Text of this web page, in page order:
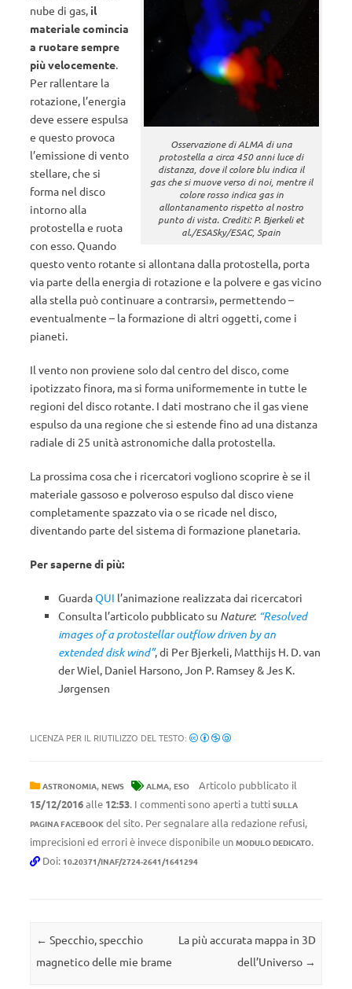
Osservazione di ALMA di una
protostella a circa 450 anni luce di
distanza, dove il colore blu indica il
gas che si muove verso di noi, mentre il
colore rosso indica gas in
allontanamento rispetto al nostro
punto di vista. Crediti: P. Bjerkeli et
al./ESASky/ESAC, Spain
nube di gas, il
materiale comincia
a ruotare sempre
più velocemente.
Per rallentare la
rotazione, l’energia
deve essere espulsa
e questo provoca
l’emissione di vento
stellare, che si
forma nel disco
intorno alla
protostella e ruota
con esso. Quando
questo vento rotante si allontana dalla protostella, porta
via parte della energia di rotazione e la polvere e gas vicino
alla stella può continuare a contrarsi», permettendo –
eventualmente – la formazione di altri oggetti, come i
pianeti.
Il vento non proviene solo dal centro del disco, come
ipotizzato finora, ma si forma uniformemente in tutte le
regioni del disco rotante. I dati mostrano che il gas viene
espulso da una regione che si estende fino ad una distanza
radiale di 25 unità astronomiche dalla protostella.
La prossima cosa che i ricercatori vogliono scoprire è se il
materiale gassoso e polveroso espulso dal disco viene
completamente spazzato via o se ricade nel disco,
diventando parte del sistema di formazione planetaria.
Per saperne di più:
GuardaQUI l’animazione realizzata dai ricercatori
Consulta l’articolo pubblicato su Nature: “Resolved
images of a protostellar outflow driven by an
extended disk wind”, di Per Bjerkeli, Matthijs H. D. van
der Wiel, Daniel Harsono, Jon P. Ramsey & Jes K.
Jørgensen
LICENZA PER IL RIUTILIZZO DEL TESTO:
ASTRONOMIA, NEWS ALMA, ESO
Articolo pubblicato il
15/12/2016alle 12:53. I commenti sono aperti a tutti SULLA
PAGINA FACEBOOK del sito. Per segnalare alla redazione refusi,
imprecisioni ed errori è invece disponibile un MODULO DEDICATO.
Doi: 10.20371/INAF/2724-2641/1641294
Navigazione articolo
← Specchio, specchio
magnetico delle mie brame
La più accurata mappa in 3D
dell’Universo →